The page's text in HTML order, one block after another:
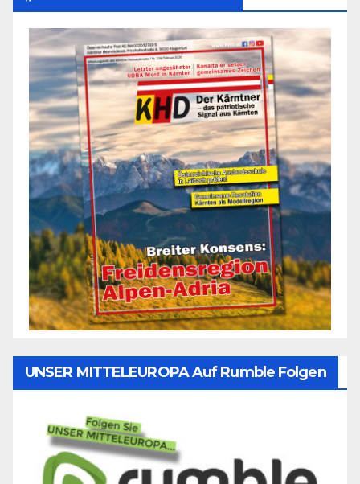
UNSER MITTELEUROPA Auf Rumble Folgen